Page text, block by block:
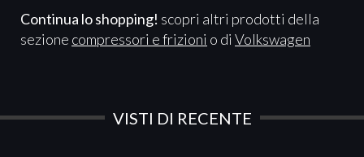
Continua lo shopping! scopri altri prodotti della
sezione compressori e frizioni o di Volkswagen
VISTI DI RECENTE